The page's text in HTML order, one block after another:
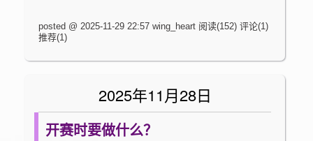
posted @ 2025-11-29 22:57 wing_heart 阅读(152) 评论(1)
推荐(1)
2025年11月28日
开赛时要做什么？